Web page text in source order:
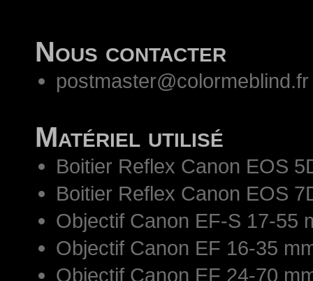
Nous contacter
postmaster@colormeblind.fr
Matériel utilisé
Boitier Reflex Canon EOS
Boitier Reflex Canon EOS
Objectif Canon EF-S 17-55
Objectif Canon EF 16-35
Objectif Canon EF 24-70